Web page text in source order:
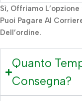
Sì, Offriamo
Puoi Pagare Al
Dell’ordine.
Quanto
Consegna?